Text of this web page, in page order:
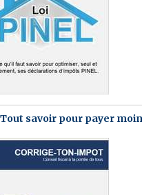
savoir pour payer